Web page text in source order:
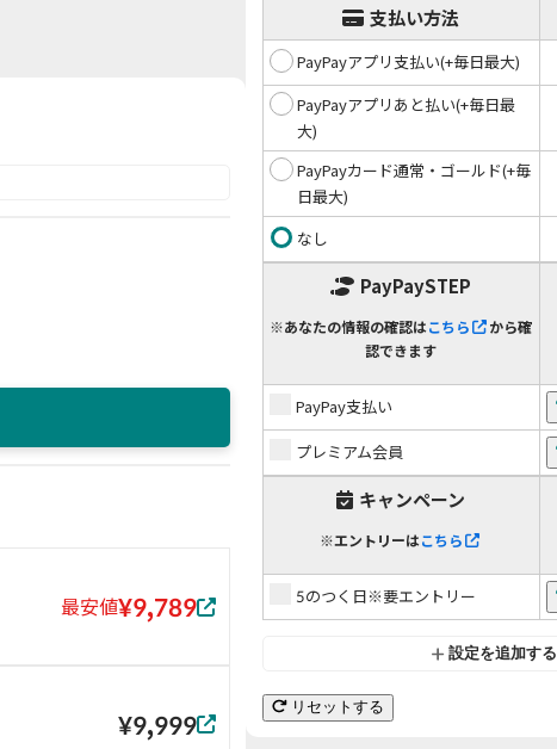
最安値¥9,789
¥9,999
支払い方法
PayPayアプリ支払い(+毎日最大)
PayPayアプリあと払い(+毎日最
大)
PayPayカード通常・ゴールド(+毎
日最大)
なし
PayPaySTEP
※あなたの情報の確認はこちら
から確
認できます
PayPay支払い
プレミアム会員
キャンペーン
※エントリーはこちら
5のつく日※要エントリー
設定を追加する
リセットする